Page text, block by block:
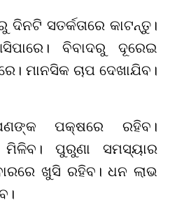
ଦିନଟି ସତର୍କତାରେ କାଟନ୍ତୁ।
ବିବାଦରୁ ଦୂରେଇ
ମାନସିକ ଚାପ ଦେଖାଯିବ।
ପକ୍ଷରେ ରହିବ।
ମିଳିବ। ପୁରୁଣା ସମସ୍ୟାର
ଖୁସି ରହିବ। ଧନ ଲାଭ